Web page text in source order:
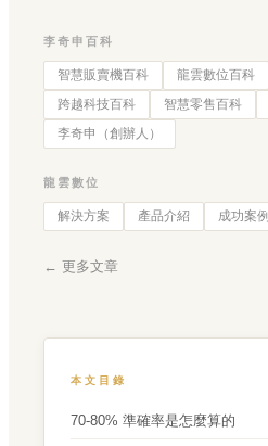
李奇申百科
智慧販賣機百科 龍雲數位百科
跨越科技百科
智慧零售百科
李奇申（創辦人）
龍雲數位
解決方案 產品介紹 成功案例
← 更多文章
本文目錄
70-80% 準確率是怎麼算的